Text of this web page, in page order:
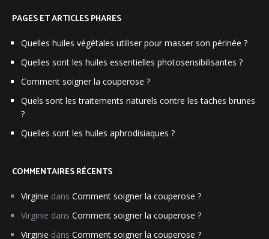
PAGES ET ARTICLES PHARES
Quelles huiles végétales utiliser pour masser son périnée ?
Quelles sont les huiles essentielles photosensibilisantes ?
Comment soigner la couperose ?
Quels sont les traitements naturels contre les taches brunes
?
Quelles sont les huiles aphrodisiaques ?
COMMENTAIRES RÉCENTS
Virginie dans Comment soigner la couperose ?
Virginie dans Comment soigner la couperose ?
Virginie dans Comment soigner la couperose ?